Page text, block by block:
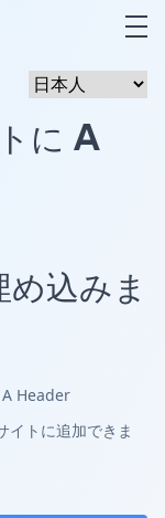
に A
込みま
Header
トに追加できま